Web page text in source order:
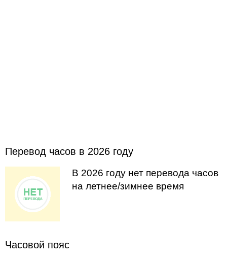
Перевод часов в 2026 году
В 2026 году нет перевода часов
на летнее/зимнее время
Часовой пояс